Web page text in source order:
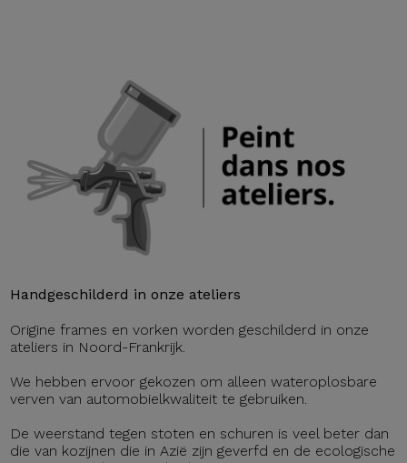
Handgeschilderd in onze ateliers
Origine frames en vorken worden geschilderd in onze
ateliers in Noord-Frankrijk.
We hebben ervoor gekozen om alleen wateroplosbare
verven van automobielkwaliteit te gebruiken.
De weerstand tegen stoten en schuren is veel beter dan
die van kozijnen die in Azië zijn geverfd en de ecologische